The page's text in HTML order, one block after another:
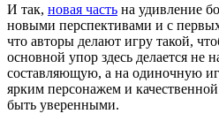
И так, новая часть на удивление
новыми перспективами и с
что авторы делают игру такой,
основной упор здесь делается не
составляющую, а на одиночную
ярким персонажем и
быть уверенными.